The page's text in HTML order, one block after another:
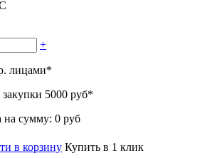
+
лицами*
5000 руб*
на сумму: 0 руб
в корзину Купить в 1 клик